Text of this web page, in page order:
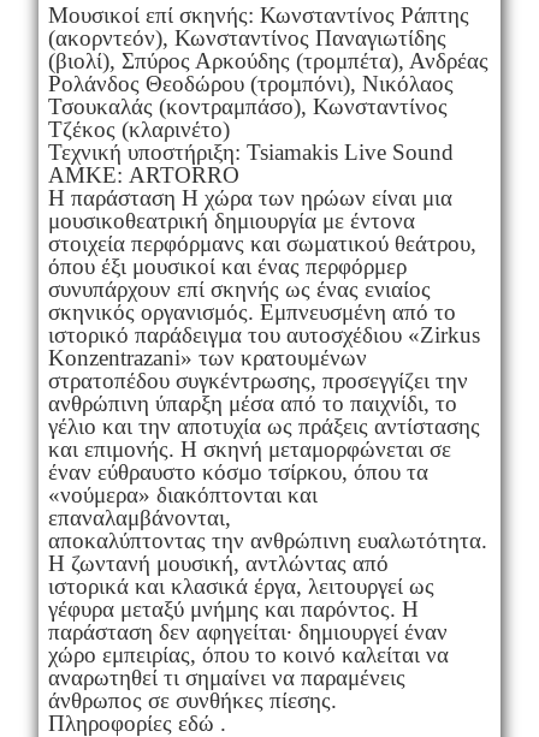
Μουσικοί επί σκηνής: Κωνσταντίνος Ράπτης
(ακορντεόν), Κωνσταντίνος Παναγιωτίδης
(βιολί), Σπύρος Αρκούδης (τρομπέτα), Ανδρέας
Ρολάνδος Θεοδώρου (τρομπόνι), Νικόλαος
Τσουκαλάς (κοντραμπάσο), Κωνσταντίνος
Τζέκος (κλαρινέτο)
Τεχνική υποστήριξη: Tsiamakis Live Sound
ΑΜΚΕ: ARTORRO
Η παράσταση Η χώρα των ηρώων είναι μια
μουσικοθεατρική δημιουργία με έντονα
στοιχεία περφόρμανς και σωματικού θεάτρου,
όπου έξι μουσικοί και ένας περφόρμερ
συνυπάρχουν επί σκηνής ως ένας ενιαίος
σκηνικός οργανισμός. Εμπνευσμένη από το
ιστορικό παράδειγμα του αυτοσχέδιου «Zirkus
Konzentrazani» των κρατουμένων
στρατοπέδου συγκέντρωσης, προσεγγίζει την
ανθρώπινη ύπαρξη μέσα από το παιχνίδι, το
γέλιο και την αποτυχία ως πράξεις αντίστασης
και επιμονής. Η σκηνή μεταμορφώνεται σε
έναν εύθραυστο κόσμο τσίρκου, όπου τα
«νούμερα» διακόπτονται και
επαναλαμβάνονται,
αποκαλύπτοντας την ανθρώπινη ευαλωτότητα.
Η ζωντανή μουσική, αντλώντας από
ιστορικά και κλασικά έργα, λειτουργεί ως
γέφυρα μεταξύ μνήμης και παρόντος. Η
παράσταση δεν αφηγείται· δημιουργεί έναν
χώρο εμπειρίας, όπου το κοινό καλείται να
αναρωτηθεί τι σημαίνει να παραμένεις
άνθρωπος σε συνθήκες πίεσης.
Πληροφορίες εδώ .